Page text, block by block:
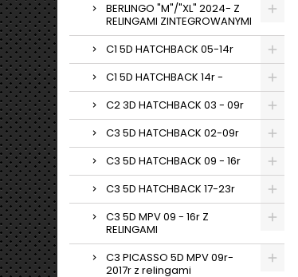
BERLINGO "M"/"XL" 2024- Z
RELINGAMI ZINTEGROWANYMI
C1 5D HATCHBACK 05-14r
C1 5D HATCHBACK 14r -
C2 3D HATCHBACK 03 - 09r
C3 5D HATCHBACK 02-09r
C3 5D HATCHBACK 09 - 16r
C3 5D HATCHBACK 17-23r
C3 5D MPV 09 - 16r Z
RELINGAMI
C3 PICASSO 5D MPV 09r-
2017r z relingami